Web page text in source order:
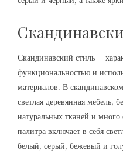
Скандинавский стиль –
функциональностью и
материалов. В
светлая деревянная мебель,
натуральных тканей и много
палитра включает в себя
белый, серый, бежевый и